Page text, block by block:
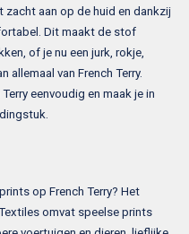
aan op de huid en dankzij
Dit maakt de stof
of je nu een jurk, rokje,
allemaal van French Terry.
eenvoudig en maak je in
op French Terry? Het
omvat speelse prints